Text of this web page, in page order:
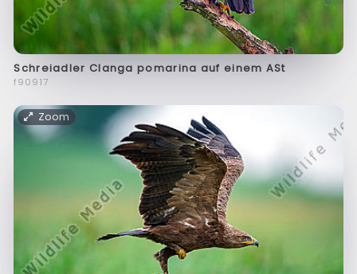
Schreiadler Clanga pomarina auf einem ASt
f90917
Zoom